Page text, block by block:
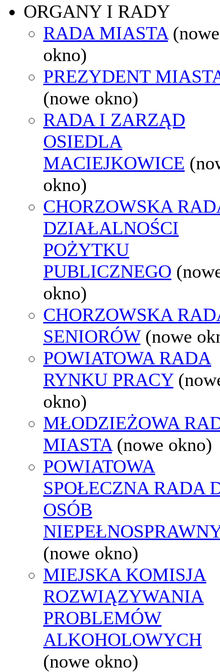
ORGANY I RADY
RADA MIASTA (nowe
okno)
PREZYDENT
(nowe okno)
RADA I ZARZĄD
OSIEDLA
MACIEJKOWICE
okno)
CHORZOWSKA
DZIAŁALNOŚCI
POŻYTKU
PUBLICZNEGO
okno)
CHORZOWSKA
SENIORÓW (nowe
POWIATOWA RADA
RYNKU PRACY
okno)
MŁODZIEŻOWA
MIASTA (nowe okno)
POWIATOWA
SPOŁECZNA RADA
OSÓB
(nowe okno)
MIEJSKA KOMISJA
ROZWIĄZYWANIA
PROBLEMÓW
ALKOHOLOWYCH
(nowe okno)